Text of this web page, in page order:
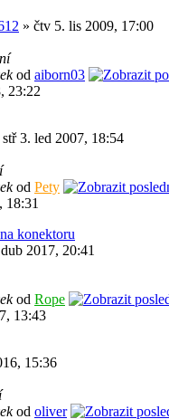
» čtv 5. lis 2009, 17:00
od aiborn03
23:22
stř 3. led 2007, 18:54
od Pety
18:31
konektoru
2017, 20:41
od Rope
13:43
15:36
od oliver